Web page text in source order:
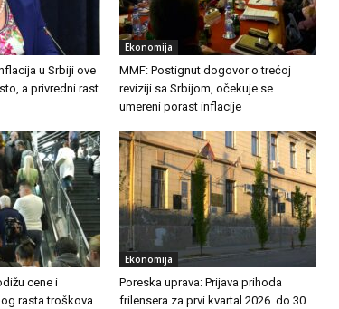
u Srbiji ove
a privredni rast
Ekonomija
MMF: Postignut dogovor o trećoj
reviziji sa Srbijom, očekuje se
umereni porast inflacije
cene i
rasta troškova
Ekonomija
Poreska uprava: Prijava prihoda
frilensera za prvi kvartal 2026. do 30.